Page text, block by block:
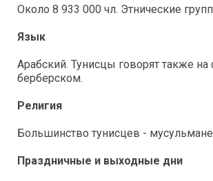
Около 8 933 000 чл. Этнические
Язык
Арабский. Тунисцы говорят также
берберском.
Религия
Большинство тунисцев -
Праздничные и выходные дни